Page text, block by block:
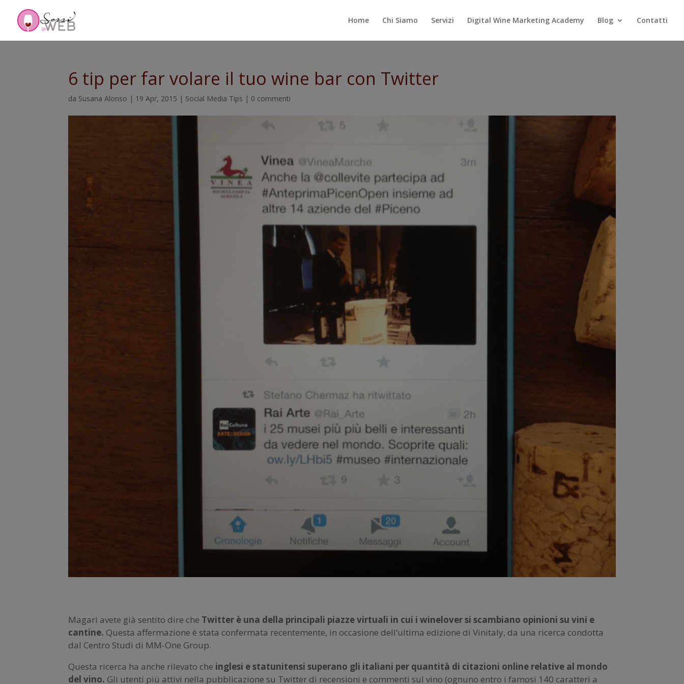
Home Chi Siamo Servizi Digital Wine Marketing Academy Blog Contatti
6 tip per far volare il tuo wine bar con Twitter
da Susana Alonso | 19 Apr, 2015 | Social Media Tips | 0 commenti
Magari avete già sentito dire che Twitter è una della principali piazze virtuali in cui i winelover si scambiano opinioni su vini e
cantine. Questa affermazione è stata confermata recentemente, in occasione dell’ultima edizione di Vinitaly, da una ricerca condotta
dal Centro Studi di MM-One Group.
Questa ricerca ha anche rilevato che inglesi e statunitensi superano gli italiani per quantità di citazioni online relative al mondo
del vino. Gli utenti più attivi nella pubblicazione su Twitter di recensioni e commenti sul vino (ognuno entro i famosi 140 caratteri a